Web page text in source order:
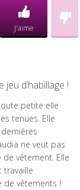
J'aime
d’habillage !
petite elle
tenues. Elle
ne veut pas
vêtement. Elle
travaille
de vêtements !